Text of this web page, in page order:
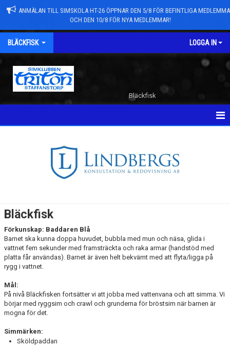
ANMÄLAN TILL SIMSKOLA HT-26 ÖPPNAR DEN 5/8 FÖR BEFINTLIGA
OCH DEN 10/8 FÖR NYA MEDLEMMAR!
BLÄCKFISK LOGGA IN
Bläckfisk
Bläckfisk
Förkunskap: Baddaren Blå
Barnet ska kunna doppa huvudet, bubbla med mun och näsa, glida i
vattnet fem sekunder med framsträckta och raka armar (handstöd med
platta får användas). Barnet är även helt bekvämt med att flyta/ligga på
rygg i vattnet.
Mål:
På nivå Bläckfisken fortsätter vi att jobba med vattenvana och att simma. Vi
börjar med ryggsim och crawl och grunderna för bröstsim när barnen är
mogna för det.
Simmärken:
Sköldpaddan